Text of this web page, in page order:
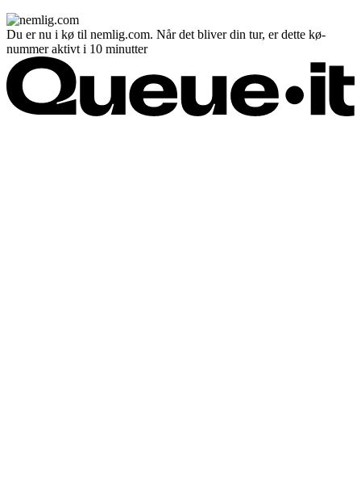
Du er nu i kø til nemlig.com. Når det bliver din tur, er dette kø-
nummer aktivt i 10 minutter